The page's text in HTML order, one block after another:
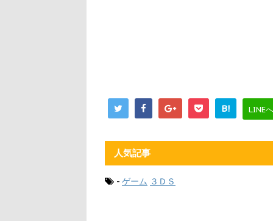
B! LINE
人気記事
- ゲーム ３ＤＳ